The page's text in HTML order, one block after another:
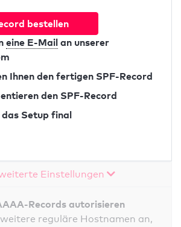
bestellen
eine E-Mail an unserer
Ihnen den fertigen SPF-Record
den SPF-Record
Setup final
Einstellungen
Records autorisieren
reguläre Hostnamen an,